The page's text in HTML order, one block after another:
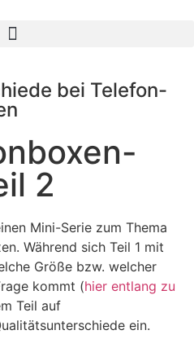
bei Telefon-
2
Mini-Serie zum Thema
Während sich Teil 1 mit
Größe bzw. welcher
kommt (hier entlang zu
Teil auf
ein.